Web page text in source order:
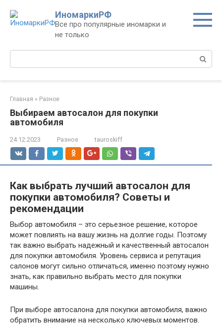
контенту
ИномаркиРФ
Все про популярные иномарки и
не только
Поиск:
Главная » Разное
Выбираем автосалон для покупки
автомобиля
24.12.2023 Разное tauroskiff
Как выбрать лучший автосалон для
покупки автомобиля? Советы и
рекомендации
Выбор автомобиля – это серьезное решение, которое
может повлиять на вашу жизнь на долгие годы. Поэтому
так важно выбрать надежный и качественный автосалон
для покупки автомобиля. Уровень сервиса и репутация
салонов могут сильно отличаться, именно поэтому нужно
знать, как правильно выбрать место для покупки
машины.
При выборе автосалона для покупки автомобиля, важно
обратить внимание на несколько ключевых моментов.